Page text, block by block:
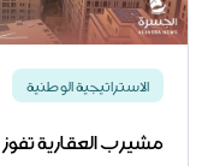
الاستراتيجية الوطنية
مشيرب العقارية تفوز